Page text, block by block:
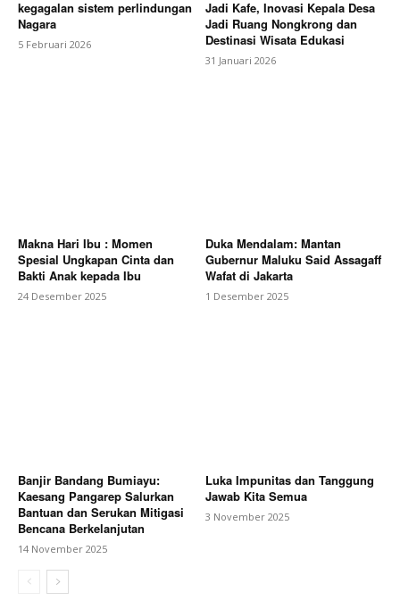
kegagalan sistem perlindungan
Nagara
5 Februari 2026
Jadi Kafe, Inovasi Kepala Desa
Jadi Ruang Nongkrong dan
Destinasi Wisata Edukasi
31 Januari 2026
Makna Hari Ibu : Momen
Spesial Ungkapan Cinta dan
Bakti Anak kepada Ibu
24 Desember 2025
Duka Mendalam: Mantan
Gubernur Maluku Said Assagaff
Wafat di Jakarta
1 Desember 2025
Banjir Bandang Bumiayu:
Kaesang Pangarep Salurkan
Bantuan dan Serukan Mitigasi
Bencana Berkelanjutan
14 November 2025
Luka Impunitas dan Tanggung
Jawab Kita Semua
3 November 2025